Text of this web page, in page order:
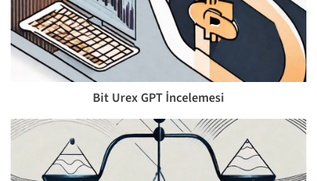
Bit Urex GPT İncelemesi